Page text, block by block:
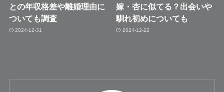
との年収格差や離婚理由に
ついても調査
2024-12-31
嫁・杏に似てる？出会いや
馴れ初めについても
2024-12-22